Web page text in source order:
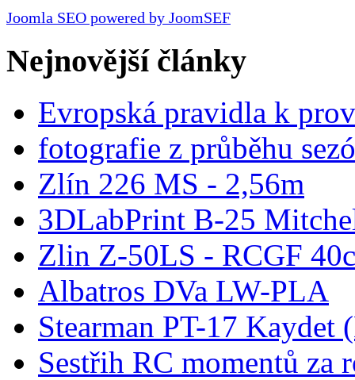
Joomla SEO powered by JoomSEF
Nejnovější články
Evropská pravidla k
fotografie z průběhu
Zlín 226 MS - 2,56m
3DLabPrint B-25
Zlin Z-50LS - RCGF
Albatros DVa LW-PLA
Stearman PT-17 Kaydet
Sestřih RC momentů za